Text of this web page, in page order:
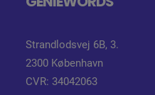
Strandlodsvej 6B, 3.
2300 København
CVR: 34042063